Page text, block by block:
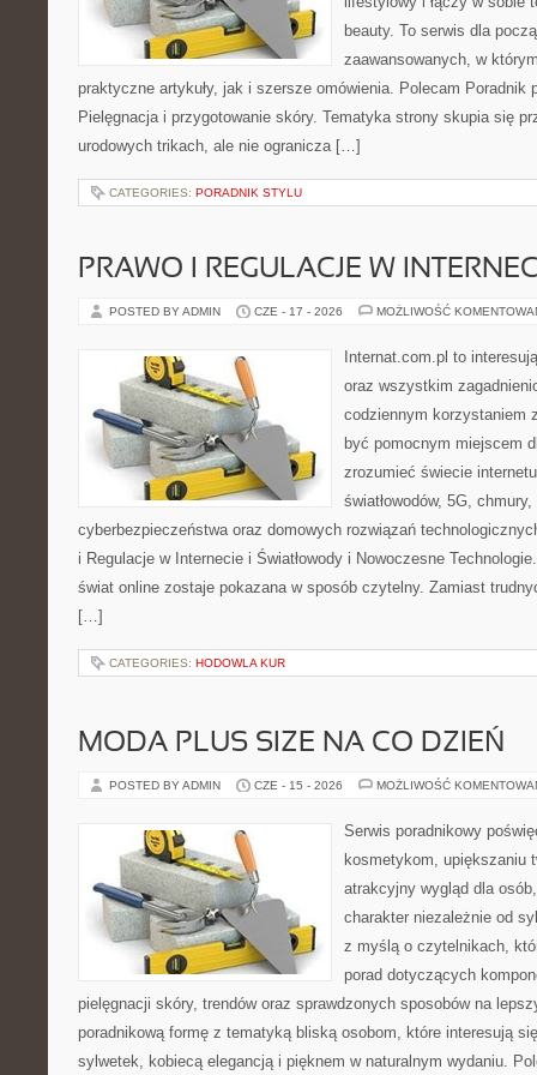
beauty. To serwis dla
zaawansowanych, w
praktyczne artykuły, jak i szersze omówienia. Polecam
Pielęgnacja i przygotowanie skóry. Tematyka strony skupia się
urodowych trikach, ale nie ogranicza […]
CATEGORIES: PORADNIK STYLU
PRAWO I REGULACJE W
POSTED BY ADMIN CZE - 17 - 2026 MOŻLIWOŚĆ
Internat.com.pl to
oraz wszystkim
codziennym korzystaniem
być pomocnym miejscem
zrozumieć świecie
światłowodów, 5G,
cyberbezpieczeństwa oraz domowych rozwiązań
i Regulacje w Internecie i Światłowody i Nowoczesne
świat online zostaje pokazana w sposób czytelny. Zamiast
[…]
CATEGORIES: HODOWLA KUR
MODA PLUS SIZE NA CO DZIEŃ
POSTED BY ADMIN CZE - 15 - 2026 MOŻLIWOŚĆ
Serwis poradnikowy
kosmetykom, upiększaniu
atrakcyjny wygląd dla
charakter niezależnie od
z myślą o czytelnikach,
porad dotyczących
pielęgnacji skóry, trendów oraz sprawdzonych sposobów na
poradnikową formę z tematyką bliską osobom, które interesują
sylwetek, kobiecą elegancją i pięknem w naturalnym wydaniu.